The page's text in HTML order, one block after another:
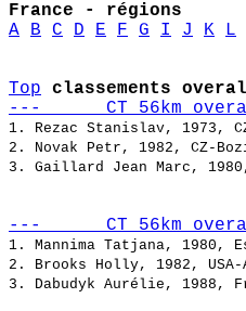
France - régions
A
B C D E F G I J K L
Top
classements
---      CT 56km
1. Rezac Stanislav,
2. Novak Petr,
3. Gaillard Jean
---      CT 56km
1. Mannima
2. Brooks Holly,
3. Dabudyk